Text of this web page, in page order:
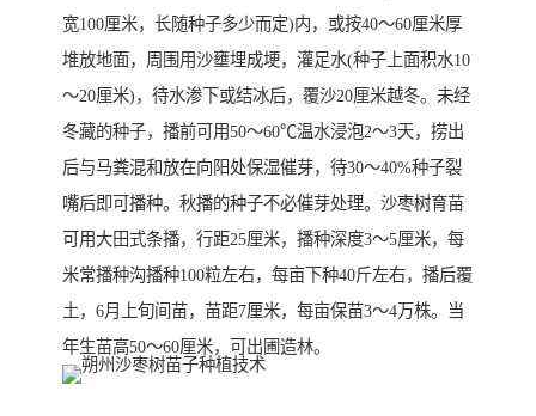
宽100厘米，长随种子多少而定)内，或按40～60厘米厚
堆放地面，周围用沙壅埋成埂，灌足水(种子上面积水10
～20厘米)，待水渗下或结冰后，覆沙20厘米越冬。未经
冬藏的种子，播前可用50～60℃温水浸泡2～3天，捞出
后与马粪混和放在向阳处保湿催芽，待30～40%种子裂
嘴后即可播种。秋播的种子不必催芽处理。沙枣树育苗
可用大田式条播，行距25厘米，播种深度3～5厘米，每
米常播种沟播种100粒左右，每亩下种40斤左右，播后覆
土，6月上旬间苗，苗距7厘米，每亩保苗3～4万株。当
年生苗高50～60厘米，可出圃造林。